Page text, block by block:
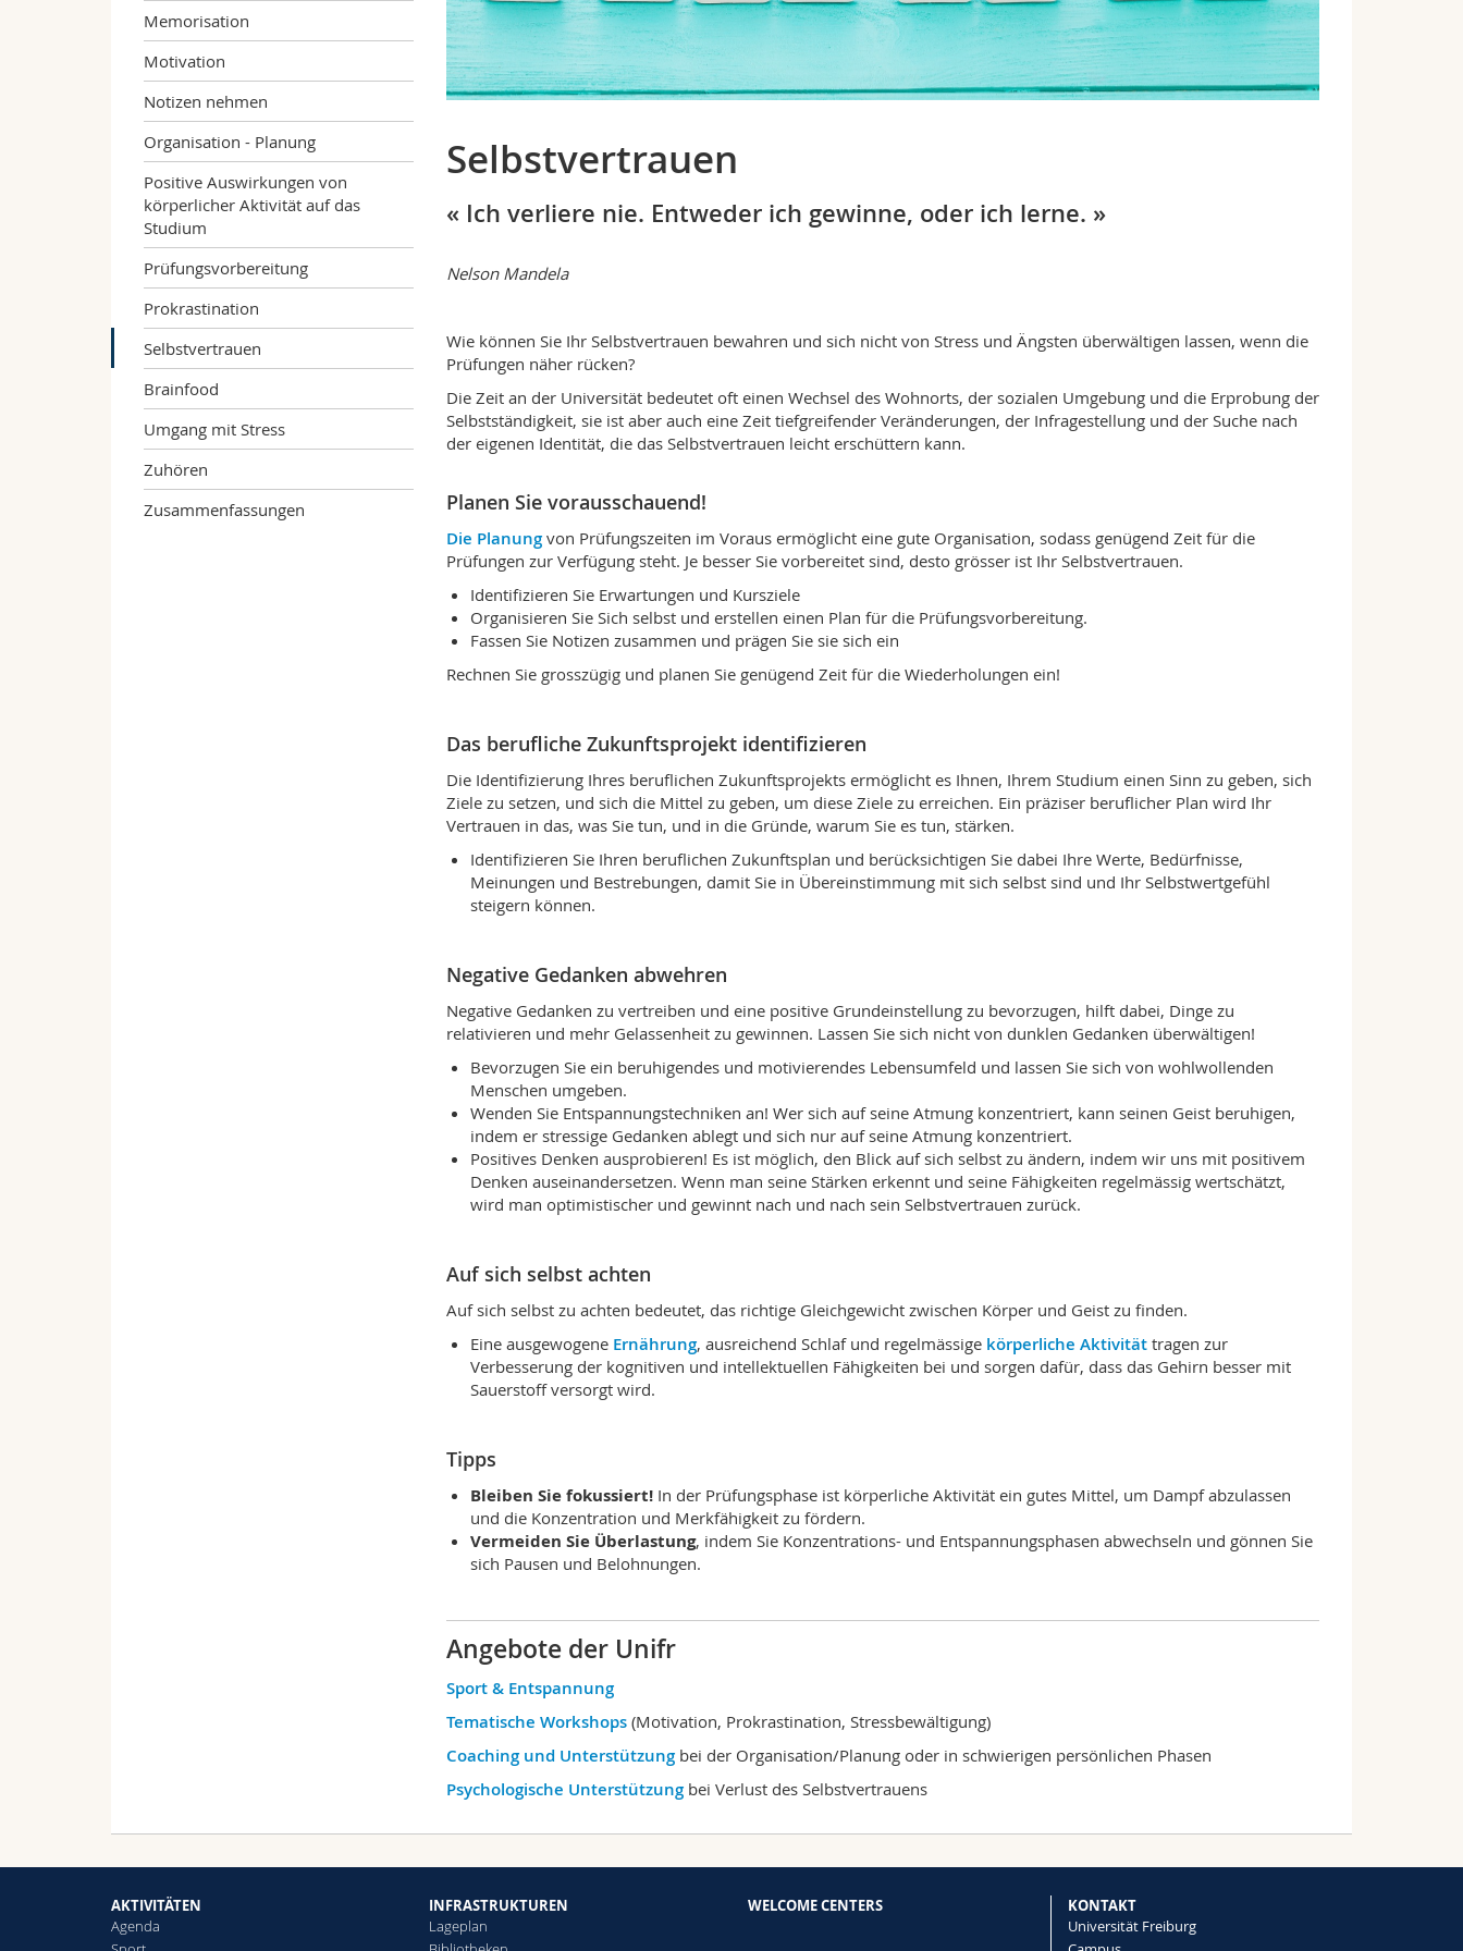
Memorisation
Motivation
Notizen nehmen
Organisation - Planung
Positive Auswirkungen von
körperlicher Aktivität auf das
Studium
Prüfungsvorbereitung
Prokrastination
Selbstvertrauen
Brainfood
Umgang mit Stress
Zuhören
Zusammenfassungen
Selbstvertrauen
« Ich verliere nie. Entweder ich gewinne, oder ich lerne. »
Nelson Mandela
Wie können Sie Ihr Selbstvertrauen bewahren und sich nicht von Stress und Ängsten überwältigen lassen, wenn die
Prüfungen näher rücken?
Die Zeit an der Universität bedeutet oft einen Wechsel des Wohnorts, der sozialen Umgebung und die Erprobung der
Selbstständigkeit, sie ist aber auch eine Zeit tiefgreifender Veränderungen, der Infragestellung und der Suche nach
der eigenen Identität, die das Selbstvertrauen leicht erschüttern kann.
Planen Sie vorausschauend!
Die Planung von Prüfungszeiten im Voraus ermöglicht eine gute Organisation, sodass genügend Zeit für die
Prüfungen zur Verfügung steht. Je besser Sie vorbereitet sind, desto grösser ist Ihr Selbstvertrauen.
Identifizieren Sie Erwartungen und Kursziele
Organisieren Sie Sich selbst und erstellen einen Plan für die Prüfungsvorbereitung.
Fassen Sie Notizen zusammen und prägen Sie sie sich ein
Rechnen Sie grosszügig und planen Sie genügend Zeit für die Wiederholungen ein!
Das berufliche Zukunftsprojekt identifizieren
Die Identifizierung Ihres beruflichen Zukunftsprojekts ermöglicht es Ihnen, Ihrem Studium einen Sinn zu geben, sich
Ziele zu setzen, und sich die Mittel zu geben, um diese Ziele zu erreichen. Ein präziser beruflicher Plan wird Ihr
Vertrauen in das, was Sie tun, und in die Gründe, warum Sie es tun, stärken.
Identifizieren Sie Ihren beruflichen Zukunftsplan und berücksichtigen Sie dabei Ihre Werte, Bedürfnisse,
Meinungen und Bestrebungen, damit Sie in Übereinstimmung mit sich selbst sind und Ihr Selbstwertgefühl
steigern können.
Negative Gedanken abwehren
Negative Gedanken zu vertreiben und eine positive Grundeinstellung zu bevorzugen, hilft dabei, Dinge zu
relativieren und mehr Gelassenheit zu gewinnen. Lassen Sie sich nicht von dunklen Gedanken überwältigen!
Bevorzugen Sie ein beruhigendes und motivierendes Lebensumfeld und lassen Sie sich von wohlwollenden
Menschen umgeben.
Wenden Sie Entspannungstechniken an! Wer sich auf seine Atmung konzentriert, kann seinen Geist beruhigen,
indem er stressige Gedanken ablegt und sich nur auf seine Atmung konzentriert.
Positives Denken ausprobieren! Es ist möglich, den Blick auf sich selbst zu ändern, indem wir uns mit positivem
Denken auseinandersetzen. Wenn man seine Stärken erkennt und seine Fähigkeiten regelmässig wertschätzt,
wird man optimistischer und gewinnt nach und nach sein Selbstvertrauen zurück.
Auf sich selbst achten
Auf sich selbst zu achten bedeutet, das richtige Gleichgewicht zwischen Körper und Geist zu finden.
Eine ausgewogene Ernährung, ausreichend Schlaf und regelmässige körperliche Aktivität tragen zur
Verbesserung der kognitiven und intellektuellen Fähigkeiten bei und sorgen dafür, dass das Gehirn besser mit
Sauerstoff versorgt wird.
Tipps
Bleiben Sie fokussiert! In der Prüfungsphase ist körperliche Aktivität ein gutes Mittel, um Dampf abzulassen
und die Konzentration und Merkfähigkeit zu fördern.
Vermeiden Sie Überlastung, indem Sie Konzentrations- und Entspannungsphasen abwechseln und gönnen Sie
sich Pausen und Belohnungen.
Angebote der Unifr
Sport & Entspannung
Tematische Workshops (Motivation, Prokrastination, Stressbewältigung)
Coaching und Unterstützung bei der Organisation/Planung oder in schwierigen persönlichen Phasen
Psychologische Unterstützung bei Verlust des Selbstvertrauens
AKTIVITÄTEN
Agenda
INFRASTRUKTUREN
Lageplan
WELCOME CENTERS
KONTAKT
Universität Freiburg